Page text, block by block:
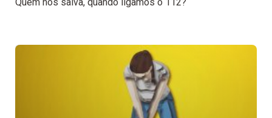
Quem nos salva, quando ligamos o 112?